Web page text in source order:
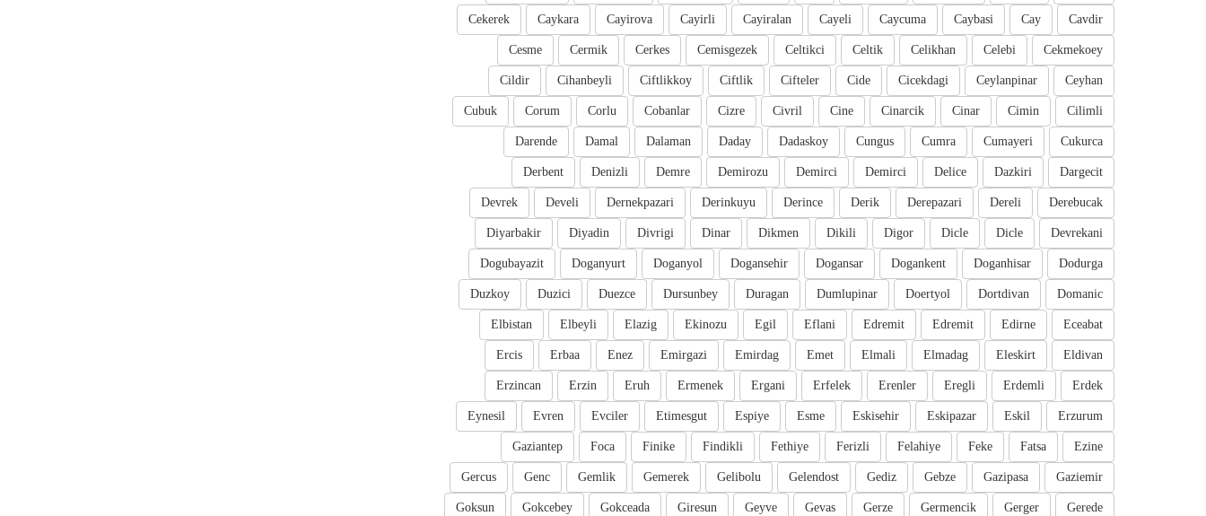
Cavdir
Cay
Caybasi
Caycuma
Cayeli
Cayiralan
Cayirli
Cayirova
Caykara
Cekerek
Cekmekoey
Celebi
Celikhan
Celtik
Celtikci
Cemisgezek
Cerkes
Cermik
Cesme
Ceyhan
Ceylanpinar
Cicekdagi
Cide
Cifteler
Ciftlik
Ciftlikkoy
Cihanbeyli
Cildir
Cilimli
Cimin
Cinar
Cinarcik
Cine
Civril
Cizre
Cobanlar
Corlu
Corum
Cubuk
Cukurca
Cumayeri
Cumra
Cungus
Dadaskoy
Daday
Dalaman
Damal
Darende
Dargecit
Dazkiri
Delice
Demirci
Demirci
Demirozu
Demre
Denizli
Derbent
Derebucak
Dereli
Derepazari
Derik
Derince
Derinkuyu
Dernekpazari
Develi
Devrek
Devrekani
Dicle
Dicle
Digor
Dikili
Dikmen
Dinar
Divrigi
Diyadin
Diyarbakir
Dodurga
Doganhisar
Dogankent
Dogansar
Dogansehir
Doganyol
Doganyurt
Dogubayazit
Domanic
Dortdivan
Doertyol
Dumlupinar
Duragan
Dursunbey
Duezce
Duzici
Duzkoy
Eceabat
Edirne
Edremit
Edremit
Eflani
Egil
Ekinozu
Elazig
Elbeyli
Elbistan
Eldivan
Eleskirt
Elmadag
Elmali
Emet
Emirdag
Emirgazi
Enez
Erbaa
Ercis
Erdek
Erdemli
Eregli
Erenler
Erfelek
Ergani
Ermenek
Eruh
Erzin
Erzincan
Erzurum
Eskil
Eskipazar
Eskisehir
Esme
Espiye
Etimesgut
Evciler
Evren
Eynesil
Ezine
Fatsa
Feke
Felahiye
Ferizli
Fethiye
Findikli
Finike
Foca
Gaziantep
Gaziemir
Gazipasa
Gebze
Gediz
Gelendost
Gelibolu
Gemerek
Gemlik
Genc
Gercus
Gerede
Gerger
Germencik
Gerze
Gevas
Geyve
Giresun
Gokceada
Gokcebey
Goksun